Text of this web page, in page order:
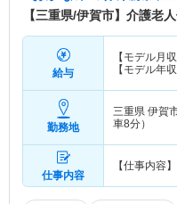
【三重県/伊賀市】介護老
給与
【モデル月収
【モデル年収
勤務地
三重県 伊賀
車8分）
仕事内容
【仕事内容